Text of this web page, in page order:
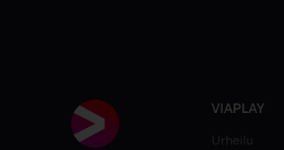
VIAPLAY
Urheilu